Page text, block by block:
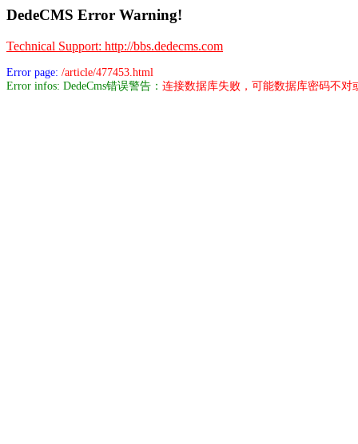
DedeCMS Error Warning!
Technical Support: http://bbs.dedecms.com
Error page: /article/477453.html
Error infos: DedeCms错误警告： 连接数据库失败，可能数据库密码不对